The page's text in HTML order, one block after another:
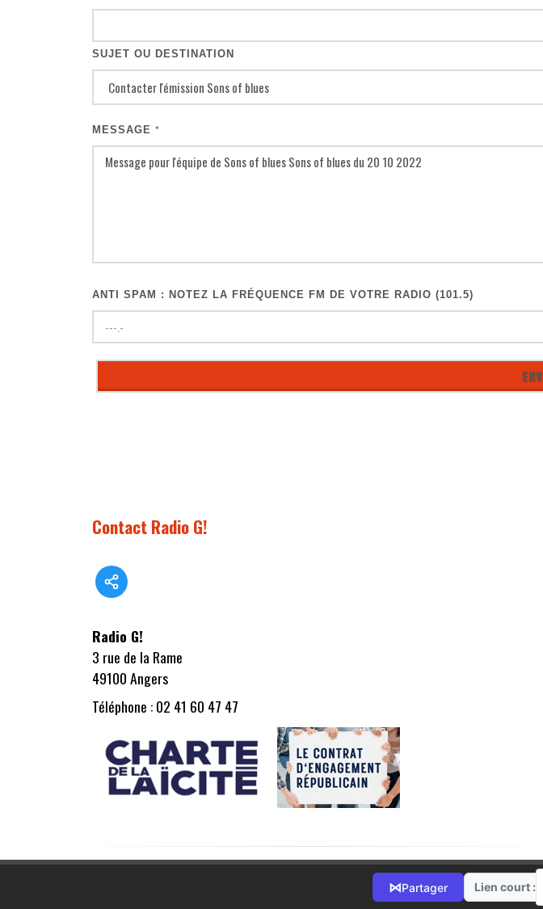
SUJET OU DESTINATION
MESSAGE *
ANTI SPAM : NOTEZ LA FRÉQUENCE FM DE VOTRE RADIO (101.5)
Contact Radio G!
Radio G!
3 rue de la Rame
49100 Angers
Téléphone : 02 41 60 47 47
⋈Partager Lien court :